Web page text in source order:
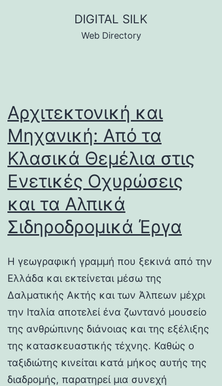
DIGITAL SILK
Web Directory
Αρχιτεκτονική και
Μηχανική: Από τα
Κλασικά Θεμέλια στις
Ενετικές Οχυρώσεις
και τα Αλπικά
Σιδηροδρομικά Έργα
Η γεωγραφική γραμμή που ξεκινά από την
Ελλάδα και εκτείνεται μέσω της
Δαλματικής Ακτής και των Άλπεων μέχρι
την Ιταλία αποτελεί ένα ζωντανό μουσείο
της ανθρώπινης διάνοιας και της εξέλιξης
της κατασκευαστικής τέχνης. Καθώς ο
ταξιδιώτης κινείται κατά μήκος αυτής της
διαδρομής, παρατηρεί μια συνεχή